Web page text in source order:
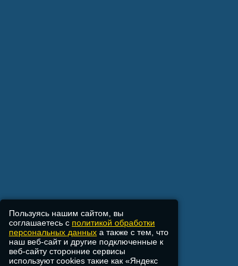
Пользуясь нашим сайтом, вы
соглашаетесь с политикой обработки
персональных данных а также с тем, что
наш веб-сайт и другие подключенные к
веб-сайту сторонние сервисы
используют cookies такие как «Яндекс